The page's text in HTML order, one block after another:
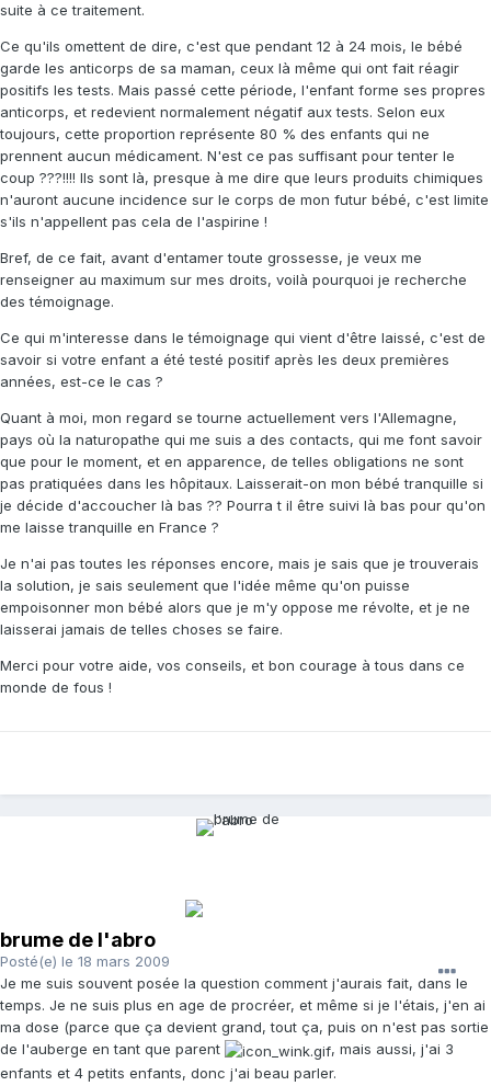
suite à ce traitement.
Ce qu'ils omettent de dire, c'est que pendant 12 à 24 mois, le bébé
garde les anticorps de sa maman, ceux là même qui ont fait réagir
positifs les tests. Mais passé cette période, l'enfant forme ses propres
anticorps, et redevient normalement négatif aux tests. Selon eux
toujours, cette proportion représente 80 % des enfants qui ne
prennent aucun médicament. N'est ce pas suffisant pour tenter le
coup ???!!!! Ils sont là, presque à me dire que leurs produits chimiques
n'auront aucune incidence sur le corps de mon futur bébé, c'est limite
s'ils n'appellent pas cela de l'aspirine !
Bref, de ce fait, avant d'entamer toute grossesse, je veux me
renseigner au maximum sur mes droits, voilà pourquoi je recherche
des témoignage.
Ce qui m'interesse dans le témoignage qui vient d'être laissé, c'est de
savoir si votre enfant a été testé positif après les deux premières
années, est-ce le cas ?
Quant à moi, mon regard se tourne actuellement vers l'Allemagne,
pays où la naturopathe qui me suis a des contacts, qui me font savoir
que pour le moment, et en apparence, de telles obligations ne sont
pas pratiquées dans les hôpitaux. Laisserait-on mon bébé tranquille si
je décide d'accoucher là bas ?? Pourra t il être suivi là bas pour qu'on
me laisse tranquille en France ?
Je n'ai pas toutes les réponses encore, mais je sais que je trouverais
la solution, je sais seulement que l'idée même qu'on puisse
empoisonner mon bébé alors que je m'y oppose me révolte, et je ne
laisserai jamais de telles choses se faire.
Merci pour votre aide, vos conseils, et bon courage à tous dans ce
monde de fous !
brume de l'abro
Posté(e) le 18 mars 2009
Je me suis souvent posée la question comment j'aurais fait, dans le
temps. Je ne suis plus en age de procréer, et même si je l'étais, j'en ai
ma dose (parce que ça devient grand, tout ça, puis on n'est pas sortie
de l'auberge en tant que parent
, mais aussi, j'ai 3
enfants et 4 petits enfants, donc j'ai beau parler.